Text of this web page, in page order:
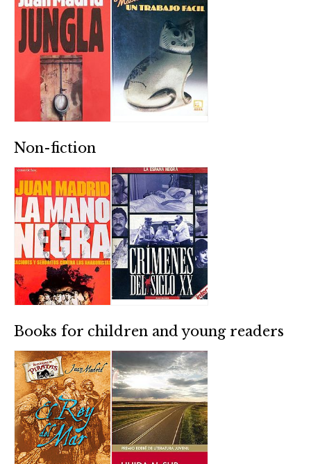
Non-fiction
Books for children and young readers